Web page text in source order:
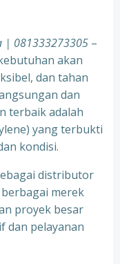
| 081333273305 –
akan
dan tahan
dan
terbaik adalah
yang terbukti
kondisi.
distributor
merek
proyek besar
dan pelayanan